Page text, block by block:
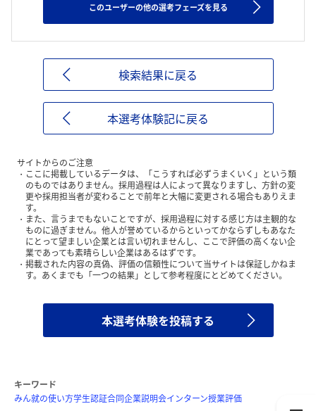
このユーザーの他の選考フェーズを見る
検索結果に戻る
本選考体験記に戻る
サイトからのご注意
ここに掲載しているデータは、「こうすれば必ずうまくいく」という類
のものではありません。採用過程は人によって異なりますし、方針の変
更や採用担当者が変わることで前年と大幅に変更される場合もありえま
す。
また、言うまでもないことですが、採用過程に対する感じ方は主観的な
ものに過ぎません。他人が誉めているからといってかならずしもあなた
にとって望ましい企業とは言い切れませんし、ここで評価の高くない企
業であっても素晴らしい企業はあるはずです。
掲載された内容の真偽、評価の信頼性について当サイトは保証しかねま
す。あくまでも「一つの結果」として参考程度にとどめてください。
本選考体験を投稿する
キーワード
みん就の使い方学生認証合同企業説明会インターン授業評価